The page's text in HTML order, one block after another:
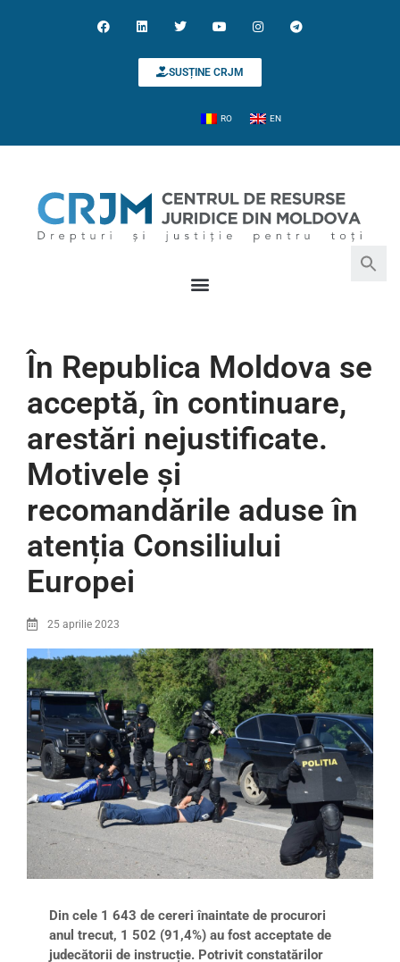
SUSȚINE CRJM
RO EN
În Republica Moldova se
acceptă, în continuare,
arestări nejustificate.
Motivele și
recomandările aduse în
atenția Consiliului
Europei
25 aprilie 2023
Din cele 1 643 de cereri înaintate de procurori
anul trecut, 1 502 (91,4%) au fost acceptate de
judecătorii de instrucție. Potrivit constatărilor